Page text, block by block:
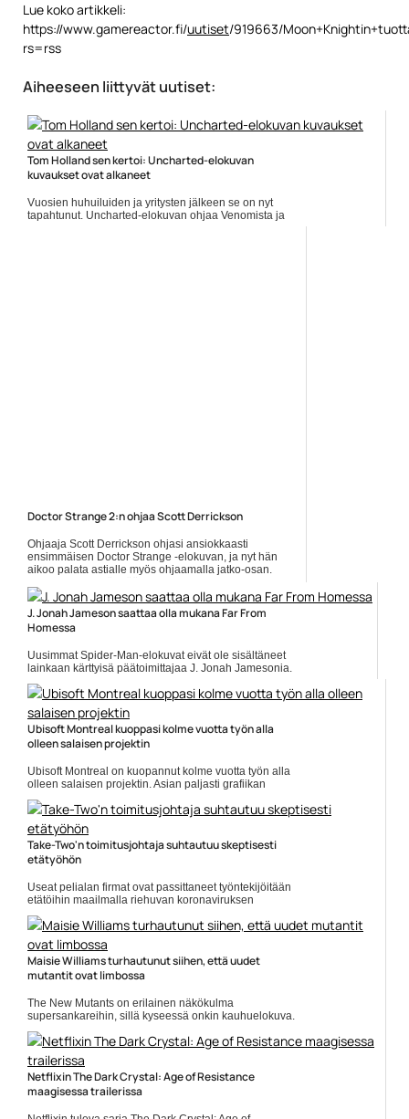
Lue koko artikkeli:
https://www.gamereactor.fi/uutiset/919663/
rs=rss
Aiheeseen liittyvät uutiset:
Tom Holland sen kertoi: Uncharted-elokuvan
kuvaukset ovat alkaneet
Vuosien huhuiluiden ja yritysten jälkeen se on nyt
tapahtunut. Uncharted-elokuvan ohjaa Venomista ja
Doctor Strange 2:n ohjaa Scott Derrickson
Ohjaaja Scott Derrickson ohjasi ansiokkaasti
ensimmäisen Doctor Strange -elokuvan, ja nyt hän
aikoo palata astialle myös ohjaamalla jatko-osan.
https://www.gamereactor.fi/uutiset/600463/Doctor+Strange+2n+o...
Yleinen
J. Jonah Jameson saattaa olla mukana Far From
Homessa
Uusimmat Spider-Man-elokuvat eivät ole sisältäneet
lainkaan kärttyisä päätoimittajaa J. Jonah Jamesonia.
Nyt kuitenkin Spider-Man: Far From Home -tuottaja Eric
Hauserman... Lue koko artikkeli:
https://www.gamereactor.fi/uutiset/643743/J+Jonah+Jameson...
Yleinen
Ubisoft Montreal kuoppasi kolme vuotta työn alla
olleen salaisen projektin
Ubisoft Montreal on kuopannut kolme vuotta työn alla
olleen salaisen projektin. Asian paljasti grafiikan
ohjelmoija Louis de Carufel, jonka Twitter-viestit on
sittemmin... ]]> Lue koko artikkeli:
https://www.gamereactor.fi/uutiset/712843/Ubisoft+...
Yleinen
Take-Two'n toimitusjohtaja suhtautuu skeptisesti
etätyöhön
Useat pelialan firmat ovat passittaneet työntekijöitään
etätöihin maailmalla riehuvan koronaviruksen
leviämisen hidastamiseksi. Tätä on tehnyt muun
muassa Halosta ja... ]]> Lue koko artikkeli:
https://www.gamereactor.fi/uutiset/732783/TakeTwon+to...
Yleinen
Maisie Williams turhautunut siihen, että uudet
mutantit ovat limbossa
The New Mutants on erilainen näkökulma
supersankareihin, sillä kyseessä onkin kauhuelokuva.
Ensi-iltaan rainan pitäisi saapua elokuun alussa
ainakin Atlantin toisella... Lue koko artikkeli:
https://www.gamereactor.fi/uutiset/630763/Maisie+Williams+tu...
Yleinen
Netflixin The Dark Crystal: Age of Resistance
maagisessa trailerissa